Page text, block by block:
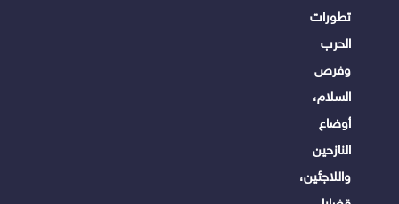
تطورات
الحرب
وفرص
السلام،
أوضاع
النازحين
واللاجئين،